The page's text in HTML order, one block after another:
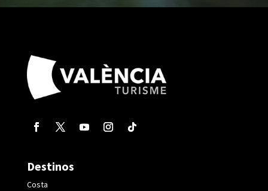
Destinos
Costa